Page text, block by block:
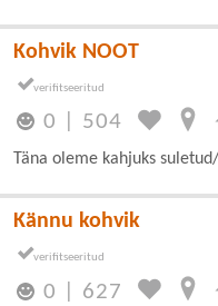
Kohvik NOOT
0 504
Täna oleme kahjuks
Kännu kohvik
0 627